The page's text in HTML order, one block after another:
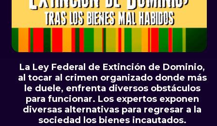
La Ley Federal de Extinción de Dominio,
al tocar al crimen organizado donde más
le duele, enfrenta diversos obstáculos
para funcionar. Los expertos exponen
diversas alternativas para regresar a la
sociedad los bienes incautados.